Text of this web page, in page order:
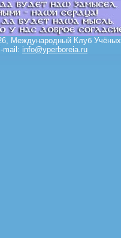
Международный Клуб Учёных
mail: info@yperboreia.ru